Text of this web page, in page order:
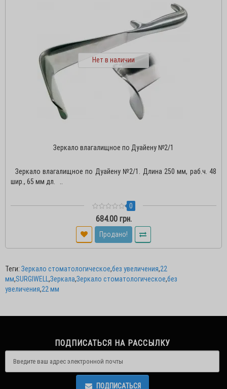
Нет в наличии
Зеркало влагалищное по Дуайену №2/1
Зеркало влагалищное по Дуайену №2/1. Длина 250 мм, раб.ч. 48
шир., 65 мм дл. ..
0
684.00 грн.
Продано!
Теги: Зеркало стоматологическое,без увеличения,22
мм,SURGIWELL,Зеркала,Зеркало стоматологическое,без
увеличения,22 мм
ПОДПИСАТЬСЯ НА РАССЫЛКУ
ПОДПИСАТЬСЯ